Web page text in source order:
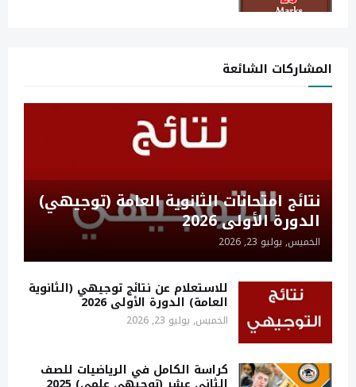
المشاركات الشائعة
نتائج امتحانات الثانوية العامة (توجيهي)
الدورة الأولى 2026
الخميس, يوليو 23, 2026
للاستعلام عن نتائج توجيهي (الثانوية
العامة) الدورة الأولى 2026
الخميس, يوليو 23, 2026
كراسة الكامل في الرياضيات للصف